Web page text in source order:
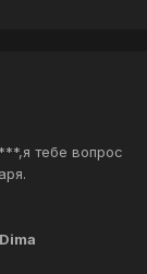
тебе вопрос